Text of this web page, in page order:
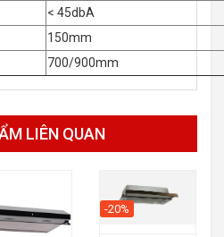
< 45dbA
150mm
700/900mm
LIÊN QUAN
-20%